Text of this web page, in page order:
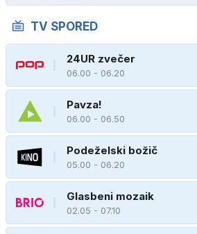
TV SPORED
24UR zvečer
06.00 - 06.20
Pavza!
06.00 - 06.50
Podeželski božič
05.00 - 06.20
Glasbeni mozaik
02.05 - 07.10